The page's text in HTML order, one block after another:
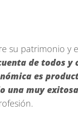
su patrimonio y
de todos y
es
una muy